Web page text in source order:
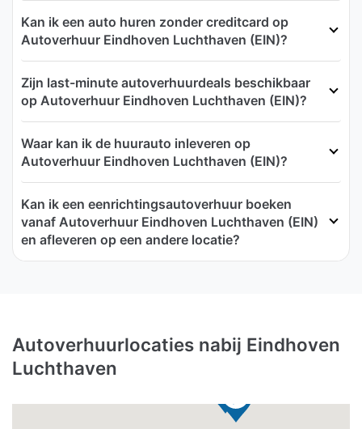
Kan ik een auto huren zonder creditcard op
Autoverhuur Eindhoven Luchthaven (EIN)?
Zijn last-minute autoverhuurdeals beschikbaar
op Autoverhuur Eindhoven Luchthaven (EIN)?
Waar kan ik de huurauto inleveren op
Autoverhuur Eindhoven Luchthaven (EIN)?
Kan ik een eenrichtingsautoverhuur boeken
vanaf Autoverhuur Eindhoven Luchthaven (EIN)
en afleveren op een andere locatie?
Autoverhuurlocaties nabij Eindhoven
Luchthaven